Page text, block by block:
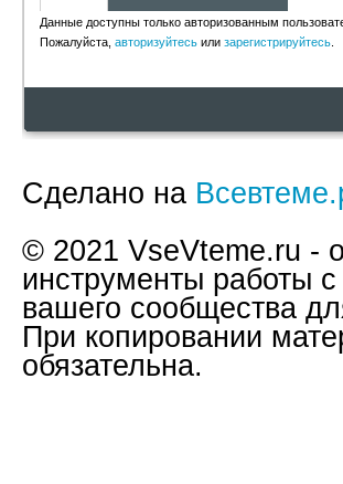
Данные доступны только авторизованным
Пожалуйста, авторизуйтесьили зарегистрируйтесь.
Сделано на
© 2021 VseVteme.ru -
инструменты работы
вашего сообщества
При копировании
обязательна.